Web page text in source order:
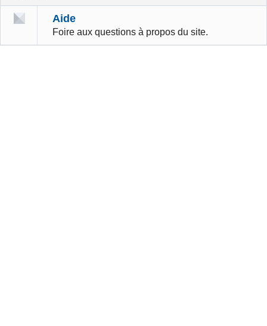
Aide
Foire aux questions à propos du site.